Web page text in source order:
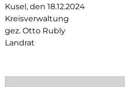
Kusel, den 18.12.2024
Kreisverwaltung
gez. Otto Rubly
Landrat